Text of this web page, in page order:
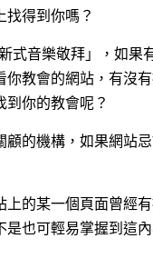
找得到你嗎？
式音樂敬拜」，如
你教會的網站，有沒
到你的教會呢？
顧的機構，如果網站
上的某一個頁面曾經
是也可輕易掌握到這內